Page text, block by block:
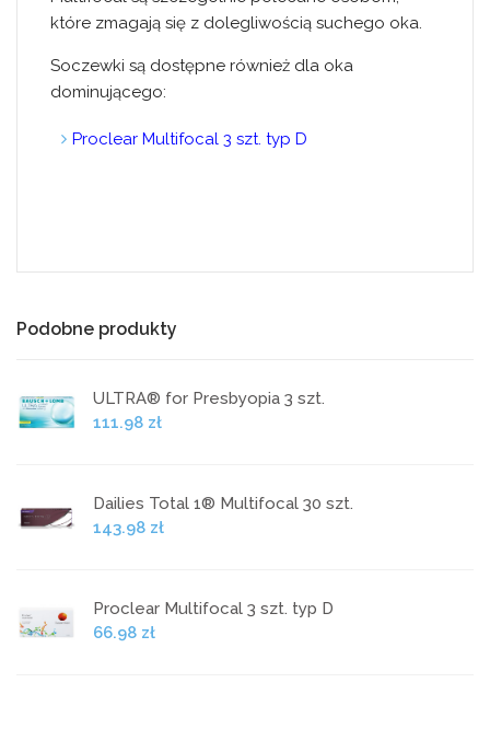
które zmagają się z dolegliwością suchego oka.
Soczewki są dostępne również dla oka
dominującego:
Proclear Multifocal 3 szt. typ D
Podobne produkty
ULTRA® for Presbyopia 3 szt.
111.98 zł
Dailies Total 1® Multifocal 30 szt.
143.98 zł
Proclear Multifocal 3 szt. typ D
66.98 zł